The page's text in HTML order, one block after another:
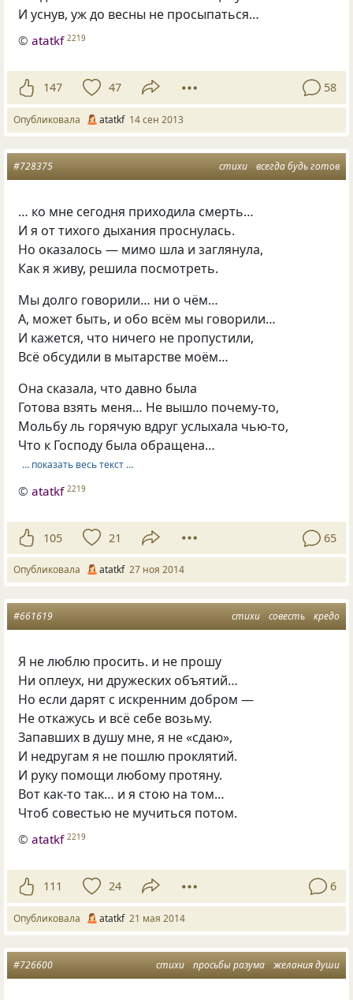
И уснув, уж до весны не просыпаться…
©atatkf 2219
147 47 58
Опубликовала atatkf 14 сен 2013
стихи всегда будь готов
#728375
… ко мне сегодня приходила смерть…
И я от тихого дыхания проснулась.
Но оказалось — мимо шла и заглянула,
Как я живу, решила посмотреть.
Мы долго говорили… ни о чём…
А, может быть, и обо всём мы говорили…
И кажется, что ничего не пропустили,
Всё обсудили в мытарстве моём…
Она сказала, что давно была
Готова взять меня… Не вышло почему-то,
Мольбу ль горячую вдруг услыхала чью-то,
Что к Господу была обращена…
… показать весь текст …
©atatkf 2219
105 21 65
Опубликовала atatkf 27 ноя 2014
стихи совесть кредо
#661619
Я не люблю просить. и не прошу
Ни оплеух, ни дружеских объятий…
Но если дарят с искренним добром —
Не откажусь и всё себе возьму.
Запавших в душу мне, я не «сдаю»,
И недругам я не пошлю проклятий.
И руку помощи любому протяну.
Вот как-то так… и я стою на том…
Чтоб совестью не мучиться потом.
©atatkf 2219
111 24 6
Опубликовала atatkf 21 мая 2014
стихи просьбы разума желания души
#726600